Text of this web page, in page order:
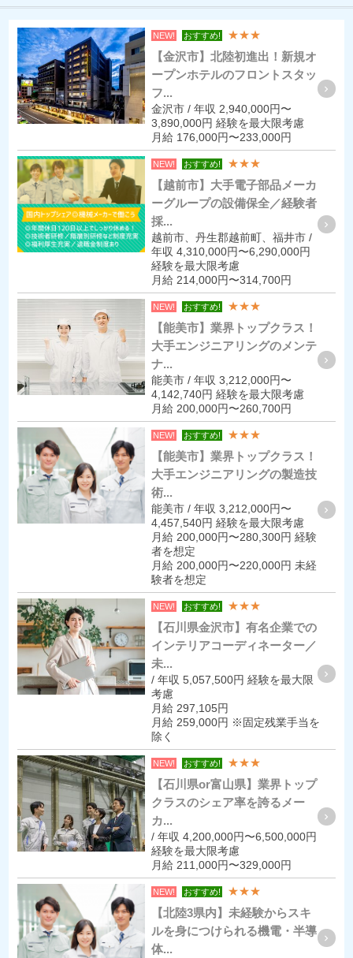
NEW! おすすめ! ★★★
【金沢市】北陸初進出！新規オ
ープンホテルのフロントスタッ
フ...
金沢市 / 年収 2,940,000円〜
3,890,000円 経験を最大限考慮
月給 176,000円〜233,000円
NEW! おすすめ! ★★★
【越前市】大手電子部品メーカ
ーグループの設備保全／経験者
採...
越前市、丹生郡越前町、福井市 /
年収 4,310,000円〜6,290,000円
経験を最大限考慮
月給 214,000円〜314,700円
NEW! おすすめ! ★★★
【能美市】業界トップクラス！
大手エンジニアリングのメンテ
ナ...
能美市 / 年収 3,212,000円〜
4,142,740円 経験を最大限考慮
月給 200,000円〜260,700円
NEW! おすすめ! ★★★
【能美市】業界トップクラス！
大手エンジニアリングの製造技
術...
能美市 / 年収 3,212,000円〜
4,457,540円 経験を最大限考慮
月給 200,000円〜280,300円 経験
者を想定
月給 200,000円〜220,000円 未経
験者を想定
NEW! おすすめ! ★★★
【石川県金沢市】有名企業での
インテリアコーディネーター／
未...
/ 年収 5,057,500円 経験を最大限
考慮
月給 297,105円
月給 259,000円 ※固定残業手当を
除く
NEW! おすすめ! ★★★
【石川県or富山県】業界トップ
クラスのシェア率を誇るメー
カ...
/ 年収 4,200,000円〜6,500,000円
経験を最大限考慮
月給 211,000円〜329,000円
NEW! おすすめ! ★★★
【北陸3県内】未経験からスキ
ルを身につけられる機電・半導
体...